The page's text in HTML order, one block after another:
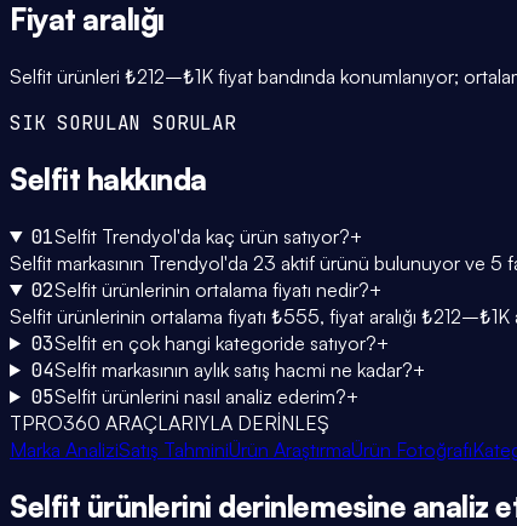
Fiyat aralığı
Selfit ürünleri ₺212–₺1K fiyat bandında konumlanıyor;
SIK SORULAN SORULAR
Selfit hakkında
01Selfit Trendyol'da kaç ürün satıyor?+
Selfit markasının Trendyol'da 23 aktif ürünü bulunuyor ve 5
02Selfit ürünlerinin ortalama fiyatı nedir?+
Selfit ürünlerinin ortalama fiyatı ₺555, fiyat aralığı ₺212–₺1K
03Selfit en çok hangi kategoride satıyor?+
04Selfit markasının aylık satış hacmi ne kadar?+
05Selfit ürünlerini nasıl analiz ederim?+
TPRO360 ARAÇLARIYLA DERİNLEŞ
Marka AnaliziSatış TahminiÜrün AraştırmaÜrün Fotoğrafı
Selfit ürünlerini derinlemesine analiz